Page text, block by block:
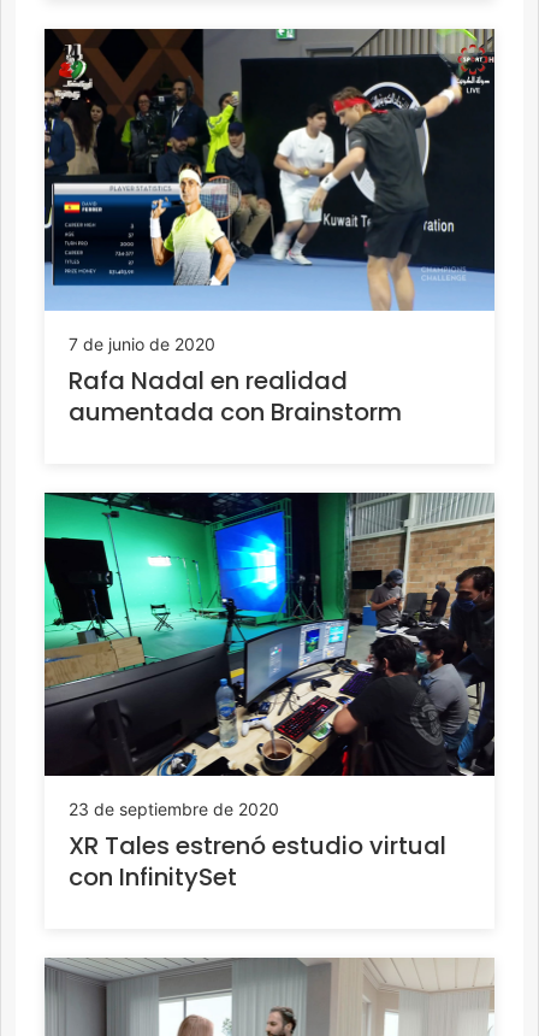
7 de junio de 2020
Rafa Nadal en realidad
aumentada con Brainstorm
23 de septiembre de 2020
XR Tales estrenó estudio virtual
con InfinitySet